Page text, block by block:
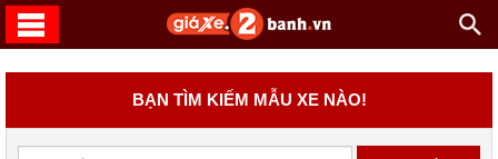
BẠN TÌM KIẾM MẪU XE NÀO!